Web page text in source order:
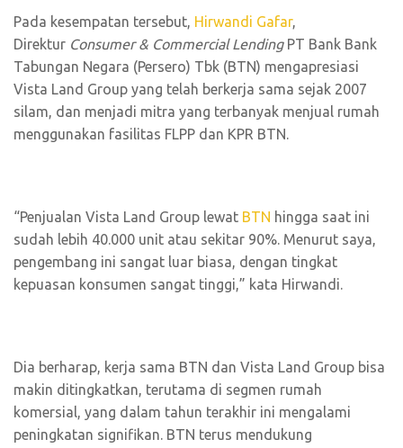
Pada kesempatan tersebut, Hirwandi Gafar,
Direktur Consumer & Commercial LendingPT Bank Bank
Tabungan Negara (Persero) Tbk (BTN) mengapresiasi
Vista Land Group yang telah berkerja sama sejak 2007
silam, dan menjadi mitra yang terbanyak menjual rumah
menggunakan fasilitas FLPP dan KPR BTN.
“Penjualan Vista Land Group lewat BTN hingga saat ini
sudah lebih 40.000 unit atau sekitar 90%. Menurut saya,
pengembang ini sangat luar biasa, dengan tingkat
kepuasan konsumen sangat tinggi,” kata Hirwandi.
Dia berharap, kerja sama BTN dan Vista Land Group bisa
makin ditingkatkan, terutama di segmen rumah
komersial, yang dalam tahun terakhir ini mengalami
peningkatan signifikan. BTN terus mendukung